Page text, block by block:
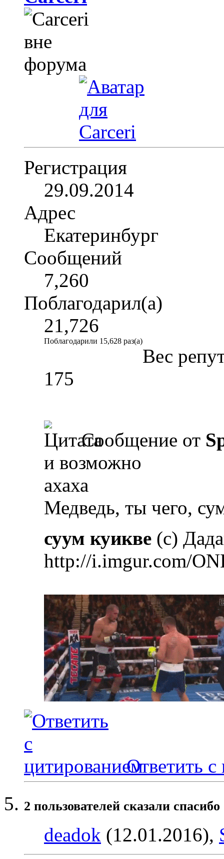
Регистрация
29.09.2014
Адрес
Екатеринбург
Сообщений
7,260
Поблагодарил(а)
21,726
Поблагодарили 15,628 раз(а)
Вес
175
Сообщение от
и возможно
ахаха
Медведь, ты чего,
суум куикве (с)
http://i.imgur.com/
Ответить с
2 пользователей сказали
deadok (12.01.2016),